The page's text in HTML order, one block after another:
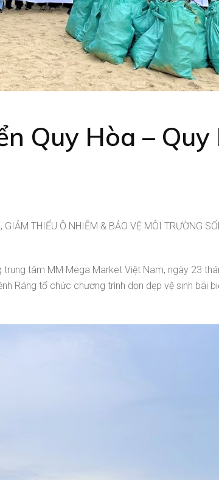
Quy Hòa – Quy
THIỂU Ô NHIỄM & BẢO VỆ MÔI TRƯỜNG
tâm MM Mega Market Việt Nam, ngày 23
Ráng tổ chức chương trình dọn dẹp vệ sinh bãi